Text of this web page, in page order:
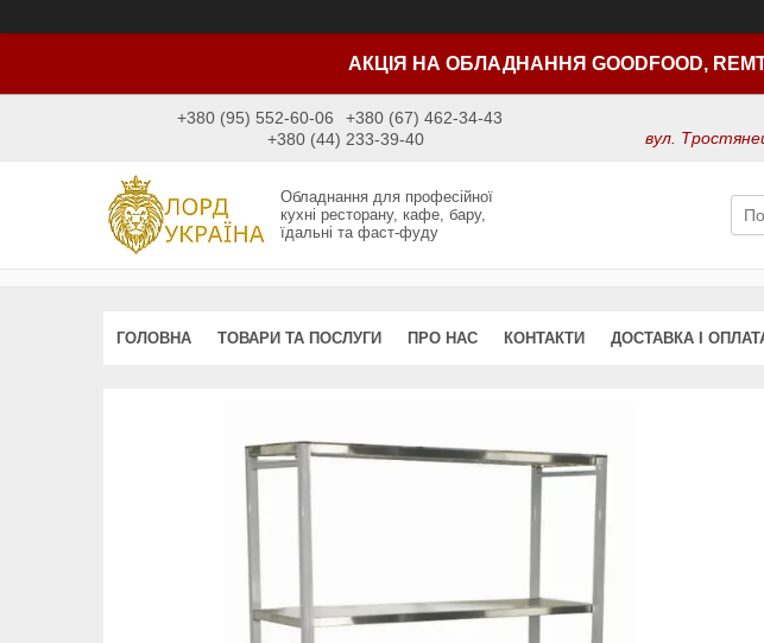
АКЦІЯ НА ОБЛАДНАННЯ GOODFOOD,
+380 (95) 552-60-06
+380 (67) 462-34-43
+380 (44) 233-39-40
вул.
Обладнання для професійної
кухні ресторану, кафе, бару,
їдальні та фаст-фуду
ГОЛОВНА ТОВАРИ ТА ПОСЛУГИ ПРО НАС КОНТАКТИ ДОСТАВКА І